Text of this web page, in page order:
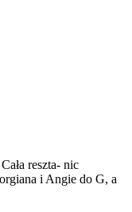
reszta- nic
i Angie do G, a